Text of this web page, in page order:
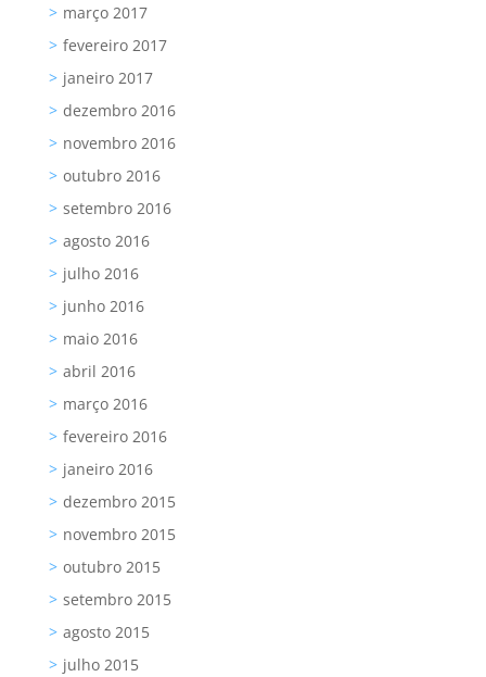
março 2017
fevereiro 2017
janeiro 2017
dezembro 2016
novembro 2016
outubro 2016
setembro 2016
agosto 2016
julho 2016
junho 2016
maio 2016
abril 2016
março 2016
fevereiro 2016
janeiro 2016
dezembro 2015
novembro 2015
outubro 2015
setembro 2015
agosto 2015
julho 2015